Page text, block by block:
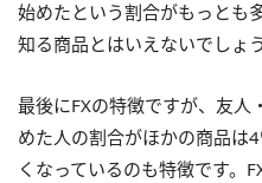
始めたという割合がもっとも
知る商品とはいえないでしょう
最後にFXの特徴ですが、友
めた人の割合がほかの商品は
くなっているのも特徴です。